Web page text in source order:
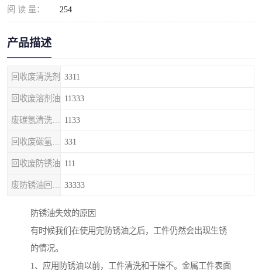
阅 读 量： 254
产品描述
回收废清洗剂 3311
回收废溶剂油 11333
1133
331
回收废防锈油 111
33333
防锈油失效的原因
有时候我们在使用完防锈油之后，工件仍然会出现生锈
的情况。
1、应用防锈油以前，工件清洗和干燥不。金属工件表面